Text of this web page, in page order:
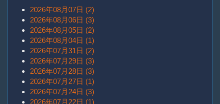
2026年08月07日 (2)
2026年08月06日 (3)
2026年08月05日 (2)
2026年08月04日 (1)
2026年07月31日 (2)
2026年07月29日 (3)
2026年07月28日 (3)
2026年07月27日 (1)
2026年07月24日 (3)
2026年07月22日 (1)